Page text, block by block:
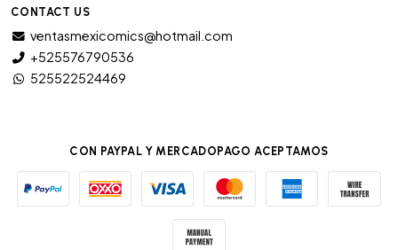
CONTACT US
ventasmexicomics@hotmail.com
+525576790536
525522524469
CON PAYPAL Y MERCADOPAGO ACEPTAMOS